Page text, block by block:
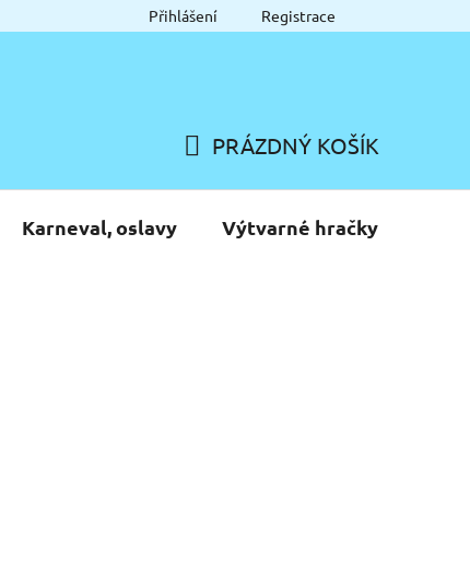
Přihlášení Registrace
KOŠÍK
PRÁZDNÝ KOŠÍK
Karneval, oslavy Výtvarné hračky